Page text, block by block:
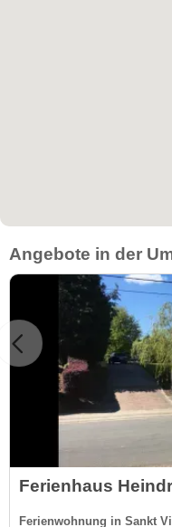
Angebote in der
Ferienhaus
Ferienwohnung in Sankt